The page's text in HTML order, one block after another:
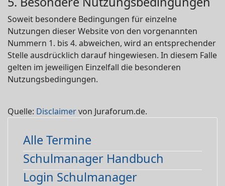
Soweit besondere Bedingungen für einzelne
Nutzungen dieser Website von den vorgenannten
Nummern 1. bis 4. abweichen, wird an entsprechender
Stelle ausdrücklich darauf hingewiesen. In diesem Falle
gelten im jeweiligen Einzelfall die besonderen
Nutzungsbedingungen.
Quelle: Disclaimervon Juraforum.de.
Alle Termine
Schulmanager Handbuch
Login Schulmanager